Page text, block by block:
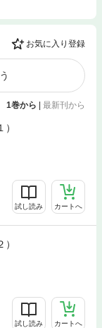
お気に入り登録
1巻から 最新刊から
試し読み カートへ
試し読み カートへ